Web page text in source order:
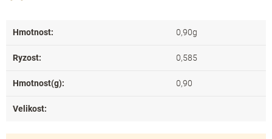
Hmotnost: 0,90g
Ryzost: 0,585
Hmotnost(g): 0,90
Velikost: